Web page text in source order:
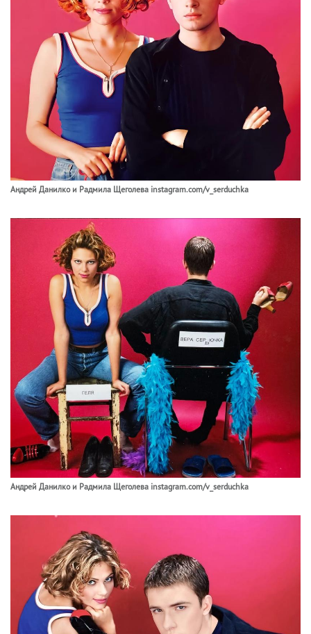
Андрей Данилко и Радмила Щеголева instagram.com/v_serduchka
Андрей Данилко и Радмила Щеголева instagram.com/v_serduchka